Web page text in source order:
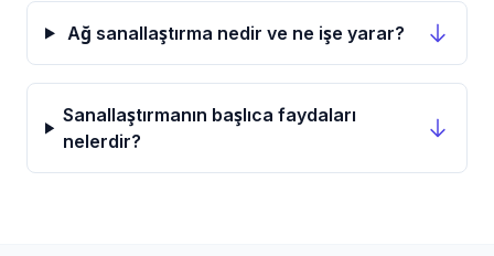
Ağ sanallaştırma nedir ve ne işe yarar?
Sanallaştırmanın başlıca faydaları
nelerdir?